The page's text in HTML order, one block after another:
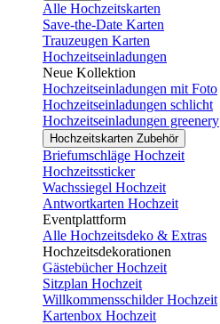
Alle Hochzeitskarten
Save-the-Date Karten
Trauzeugen Karten
Hochzeitseinladungen
Neue Kollektion
Hochzeitseinladungen mit Foto
Hochzeitseinladungen schlicht
Hochzeitseinladungen greenery
Hochzeitskarten Zubehör
Briefumschläge Hochzeit
Hochzeitssticker
Wachssiegel Hochzeit
Antwortkarten Hochzeit
Eventplattform
Alle Hochzeitsdeko & Extras
Hochzeitsdekorationen
Gästebücher Hochzeit
Sitzplan Hochzeit
Willkommensschilder Hochzeit
Kartenbox Hochzeit